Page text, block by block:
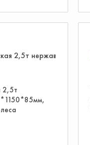
2,5т